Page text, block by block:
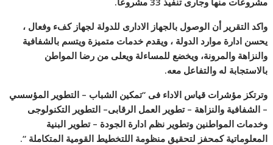
واكد التقرير أن الوصول بالجهاز الادارى للدولة لجهاز كفء وفعال ،
يحسن ادارة موارد الدولة ، ويقدم خدمات متميزة ويتسم بالشفافية
والنزاهة والمرونة، ويخضع للمساءلة ويعلى من رضا المواطن
بالاستجابة له والتفاعل معه.
وترتكز مؤشرات قياس الاداء فى “تمكين الشباب – التطوير المؤسسي
– الشفافية والنزاهة – تطوير العمل الرقابى– التطوير التكنولوجى
وخدمات المواطنين وتطوير نظم ادارة الجودة – تطوير البنية
المعلوماتية كمحفز لتحقيق منظومة اللتخطيط القومية المتكاملة “.